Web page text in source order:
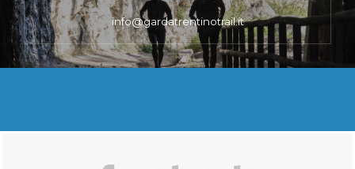
info@gardatrentinotrail.it